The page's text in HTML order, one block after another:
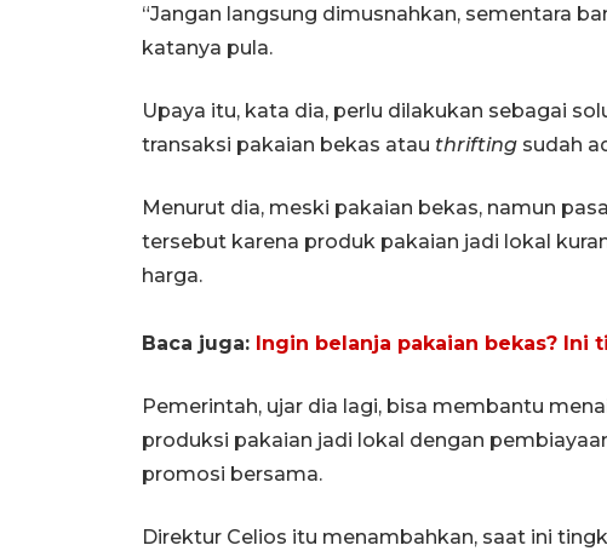
“Jangan langsung dimusnahkan, sementara
katanya pula.
Upaya itu, kata dia, perlu dilakukan sebagai
transaksi pakaian bekas atau thrifting sudah
Menurut dia, meski pakaian bekas, namun
tersebut karena produk pakaian jadi lokal
harga.
Baca juga: Ingin belanja pakaian bekas? Ini
Pemerintah, ujar dia lagi, bisa membantu
produksi pakaian jadi lokal dengan
promosi bersama.
Direktur Celios itu menambahkan, saat ini